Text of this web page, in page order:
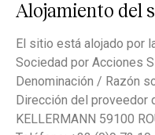
Alojamiento del
El sitio está alojado por
Sociedad por Acciones
Denominación / Razón
Dirección del proveedor
KELLERMANN 59100